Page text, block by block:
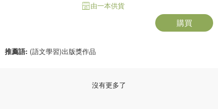
由一本供貨
購買
推薦語: (語文學習)出版獎作品
沒有更多了